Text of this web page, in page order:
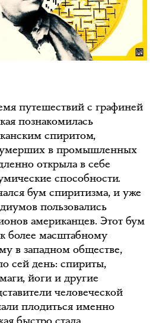
путешествий с графиней
познакомилась
спиритом,
в промышленных
открыла в себе
способности.
бум спиритизма, и уже
пользовались
американцев. Этот бум
более масштабному
в западном обществе,
сей день: спириты,
йоги и другие
человеческой
плодиться именно